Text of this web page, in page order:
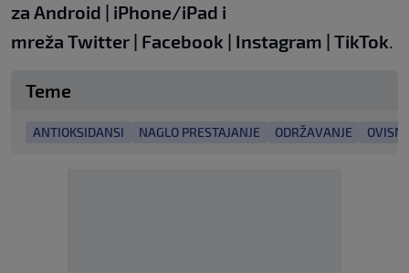
za Android | iPhone/iPad i
mreža Twitter | Facebook | Instagram | TikTok.
Teme
ANTIOKSIDANSI NAGLO PRESTAJANJE ODRŽAVANJE